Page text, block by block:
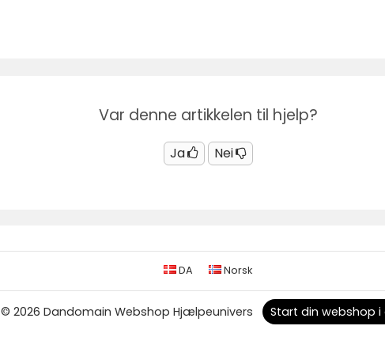
Var denne artikkelen til hjelp?
Ja Nei
DA Norsk
© 2026 Dandomain Webshop Hjælpeunivers Start din webshop i